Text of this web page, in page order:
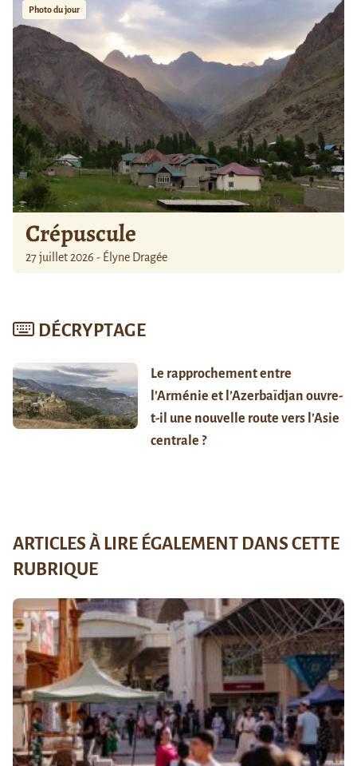
Photo du jour
Crépuscule
27 juillet 2026 - Élyne Dragée
DÉCRYPTAGE
Le rapprochement entre
l’Arménie et l’Azerbaïdjan ouvre-
t-il une nouvelle route vers l’Asie
centrale ?
ARTICLES À LIRE ÉGALEMENT DANS CETTE
RUBRIQUE